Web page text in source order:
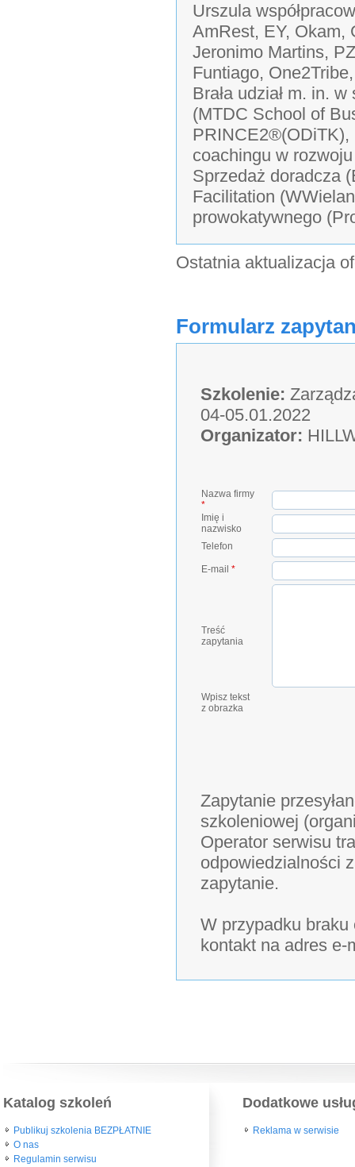
Urszula
AmRest, EY, Okam,
Jeronimo Martins,
Funtiago,
Brała udział m. in.
(MTDC School of
PRINCE2®(ODiTK),
coachingu w
Sprzedaż doradcza
Facilitation
prowokatywnego
Ostatnia aktualizacja
Formularz
Szkolenie:
04-05.01.2022
Organizator:
Nazwa firmy
*
Imię i
nazwisko
Telefon
E-mail *
Treść
zapytania
Wpisz tekst
z obrazka
Zapytanie
szkoleniowej
Operator serwisu
odpowiedzialności
zapytanie.
W przypadku
kontakt na adres
Katalog szkoleń
Publikuj szkolenia BEZPŁATNIE
O nas
Regulamin serwisu
Dodatkowe
Reklama w serwisie